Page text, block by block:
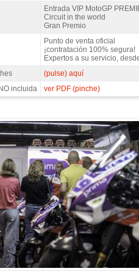
Entrada VIP MotoGP
Circuit in the world
Gran Premio
Punto de venta oficial
¡contratación 100% segura!
Expertos a su servicio,
(pulse) aquí
incluida
ver PDF (pinche)